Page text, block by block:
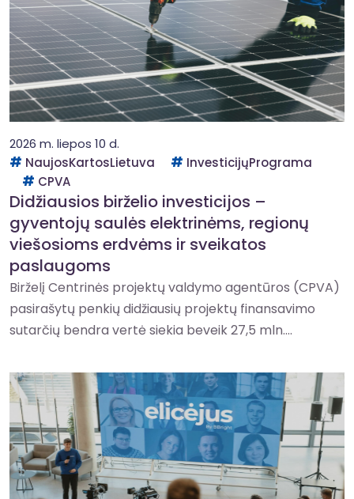
2026 m. liepos 10 d.
NaujosKartosLietuva
InvesticijųPrograma
CPVA
Didžiausios birželio investicijos –
gyventojų saulės elektrinėms, regionų
viešosioms erdvėms ir sveikatos
paslaugoms
Birželį Centrinės projektų valdymo agentūros (CPVA)
pasirašytų penkių didžiausių projektų finansavimo
sutarčių bendra vertė siekia beveik 27,5 mln....